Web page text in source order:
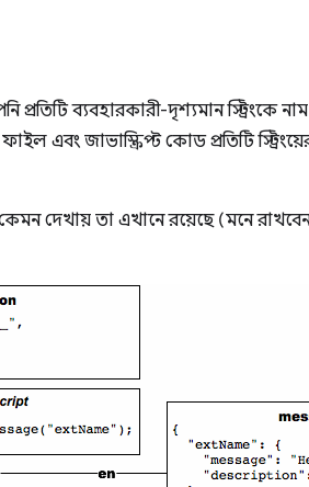
ব্যবহারকারী-দৃশ্যমান স্ট্রিংকে
এবং জাভাস্ক্রিপ্ট কোড প্রতিটি
দেখায় তা এখানে রয়েছে (মনে